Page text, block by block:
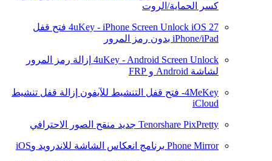
كسر الحماية/الروت
4uKey - iPhone Screen Unlock iOS 27
فتح قفل
iPhone/iPad بدون رمز المرور
4uKey - Android Screen Unlock إزالة رمز المرور
لشاشة Android و FRP
4MeKey- فتح قفل التنشيط للآيفون
إزالة قفل تنشيط
iCloud
Tenorshare PixPretty جديد منقح الصور الاحترافي
Phone Mirror برنامج انعكاس الشاشة للاندرويد وiOS